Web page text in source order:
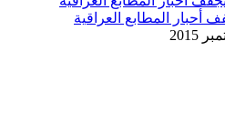
أحبار المطابع العراقية